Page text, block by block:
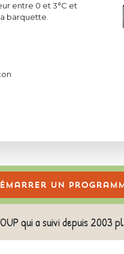
entre 0 et 3°C et
barquette.
un
qui a suivi depuis